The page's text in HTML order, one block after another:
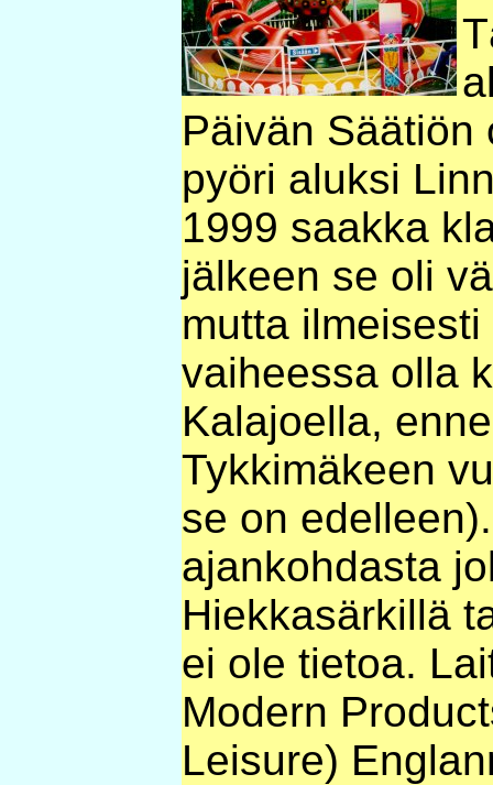
Päivän Säätiön
pyöri aluksi
1999 saakka
jälkeen se oli
mutta
vaiheessa olla
Kalajoella,
Tykkimäkeen
se on
ajankohdasta
Hiekkasärkillä
ei ole tietoa.
Modern
Leisure)